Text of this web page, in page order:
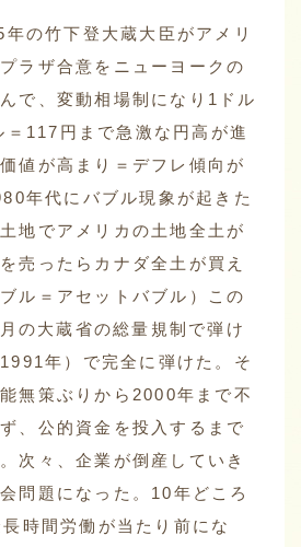
の竹下登大蔵大臣がアメリ
ラザ合意をニューヨークの
で、変動相場制になり1ドル
＝117円まで急激な円高が進
値が高まり＝デフレ傾向が
年代にバブル現象が起きた
地でアメリカの土地全土が
売ったらカナダ全土が買え
ル＝アセットバブル）この
の大蔵省の総量規制で弾け
年）で完全に弾けた。そ
無策ぶりから2000年まで不
、公的資金を投入するまで
次々、企業が倒産していき
問題になった。10年どころ
時間労働が当たり前にな